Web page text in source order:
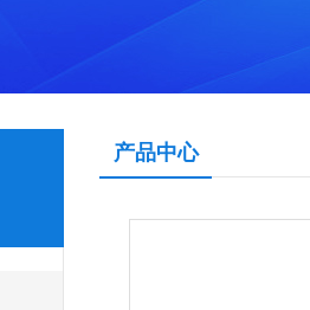
产品中心